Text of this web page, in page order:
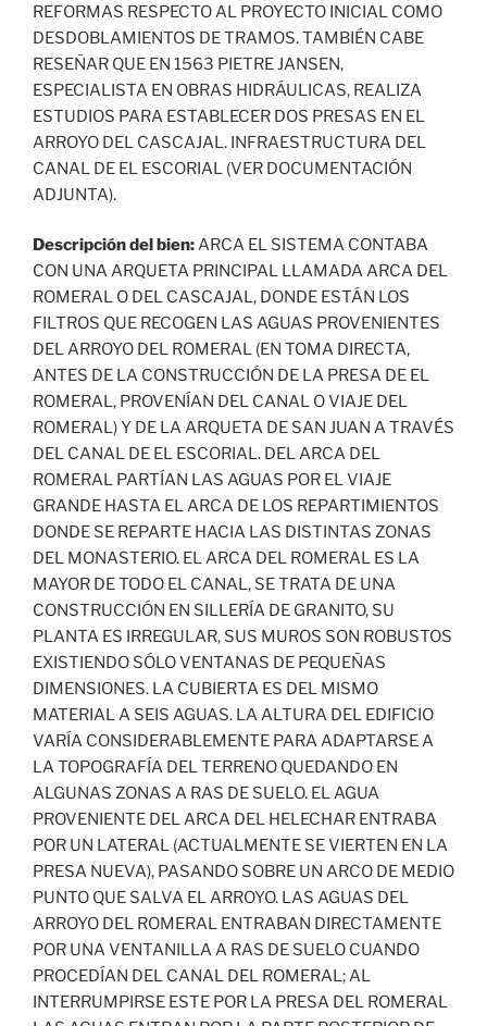
REFORMAS RESPECTO AL PROYECTO INICIAL COMO
DESDOBLAMIENTOS DE TRAMOS. TAMBIÉN CABE
RESEÑAR QUE EN 1563 PIETRE JANSEN,
ESPECIALISTA EN OBRAS HIDRÁULICAS, REALIZA
ESTUDIOS PARA ESTABLECER DOS PRESAS EN EL
ARROYO DEL CASCAJAL. INFRAESTRUCTURA DEL
CANAL DE EL ESCORIAL (VER DOCUMENTACIÓN
ADJUNTA).
Descripción del bien:ARCA EL SISTEMA CONTABA
CON UNA ARQUETA PRINCIPAL LLAMADA ARCA DEL
ROMERAL O DEL CASCAJAL, DONDE ESTÁN LOS
FILTROS QUE RECOGEN LAS AGUAS PROVENIENTES
DEL ARROYO DEL ROMERAL (EN TOMA DIRECTA,
ANTES DE LA CONSTRUCCIÓN DE LA PRESA DE EL
ROMERAL, PROVENÍAN DEL CANAL O VIAJE DEL
ROMERAL) Y DE LA ARQUETA DE SAN JUAN A TRAVÉS
DEL CANAL DE EL ESCORIAL. DEL ARCA DEL
ROMERAL PARTÍAN LAS AGUAS POR EL VIAJE
GRANDE HASTA EL ARCA DE LOS REPARTIMIENTOS
DONDE SE REPARTE HACIA LAS DISTINTAS ZONAS
DEL MONASTERIO. EL ARCA DEL ROMERAL ES LA
MAYOR DE TODO EL CANAL, SE TRATA DE UNA
CONSTRUCCIÓN EN SILLERÍA DE GRANITO, SU
PLANTA ES IRREGULAR, SUS MUROS SON ROBUSTOS
EXISTIENDO SÓLO VENTANAS DE PEQUEÑAS
DIMENSIONES. LA CUBIERTA ES DEL MISMO
MATERIAL A SEIS AGUAS. LA ALTURA DEL EDIFICIO
VARÍA CONSIDERABLEMENTE PARA ADAPTARSE A
LA TOPOGRAFÍA DEL TERRENO QUEDANDO EN
ALGUNAS ZONAS A RAS DE SUELO. EL AGUA
PROVENIENTE DEL ARCA DEL HELECHAR ENTRABA
POR UN LATERAL (ACTUALMENTE SE VIERTEN EN LA
PRESA NUEVA), PASANDO SOBRE UN ARCO DE MEDIO
PUNTO QUE SALVA EL ARROYO. LAS AGUAS DEL
ARROYO DEL ROMERAL ENTRABAN DIRECTAMENTE
POR UNA VENTANILLA A RAS DE SUELO CUANDO
PROCEDÍAN DEL CANAL DEL ROMERAL; AL
INTERRUMPIRSE ESTE POR LA PRESA DEL ROMERAL